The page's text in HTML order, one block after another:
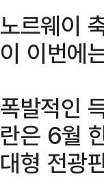
노르웨이
이 이번에
폭발적인
란은 6월
대형 전광